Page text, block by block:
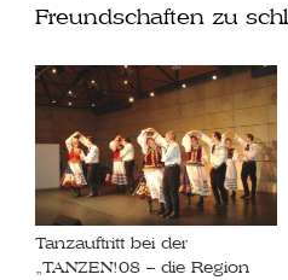
Freundschaften zu
Tanzauftritt bei der
„TANZEN!08 – die Region